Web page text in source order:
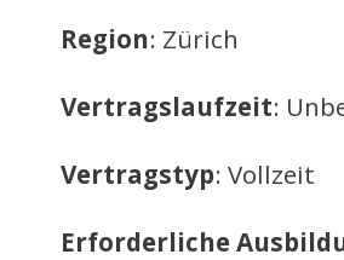
Region: Zürich
Vertragslaufzeit:
Vertragstyp: Vollzeit
Erforderliche